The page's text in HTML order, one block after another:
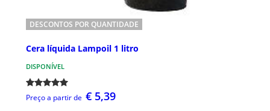
DESCONTOS POR QUANTIDADE
Cera líquida Lampoil 1 litro
DISPONÍVEL
Preço a partir de € 5,39